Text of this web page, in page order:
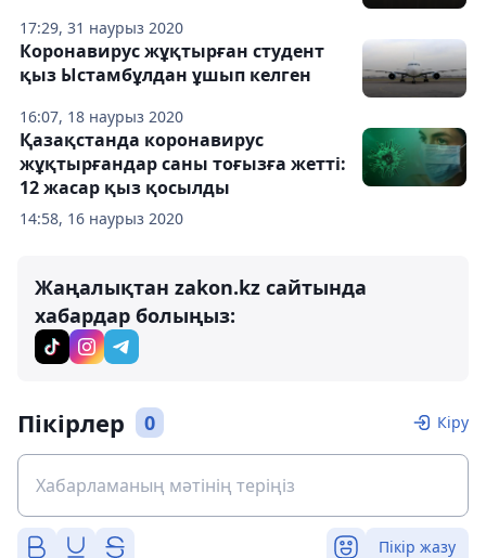
17:29, 31 наурыз 2020
16:07, 18 наурыз 2020
Коронавирус жұқтырған студент
қыз Ыстамбұлдан ұшып келген
14:58, 16 наурыз 2020
Қазақстанда коронавирус
жұқтырғандар саны тоғызға жетті:
12 жасар қыз қосылды
Жаңалықтан zakon.kz сайтында
хабардар болыңыз:
Пікірлер 0 Кіру
Пікір жазу